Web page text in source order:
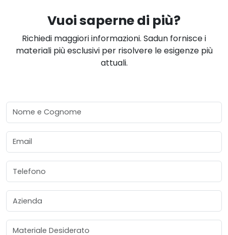
Vuoi saperne di più?
Richiedi maggiori informazioni. Sadun fornisce i
materiali più esclusivi per risolvere le esigenze più
attuali.
Nome e Cognome
Email
Telefono
Azienda
Materiale Desiderato